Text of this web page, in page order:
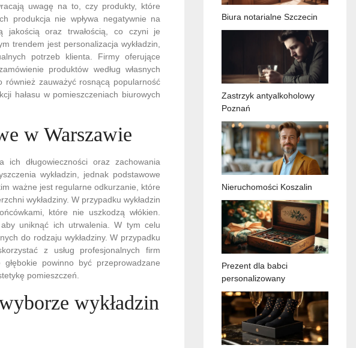
uwagę na to, czy produkty, które
produkcja nie wpływa negatywnie na
jakością oraz trwałością, co czyni je
trendem jest personalizacja wykładzin,
potrzeb klienta. Firmy oferujące
produktów według własnych
również zauważyć rosnącą popularność
hałasu w pomieszczeniach biurowych
w Warszawie
ich długowieczności oraz zachowania
wykładzin, jednak podstawowe
ważne jest regularne odkurzanie, które
wykładziny. W przypadku wykładzin
które nie uszkodzą włókien.
uniknąć ich utrwalenia. W tym celu
do rodzaju wykładziny. W przypadku
z usług profesjonalnych firm
powinno być przeprowadzane
pomieszczeń.
wykładzin
Biura notarialne Szczecin
Zastrzyk antyalkoholowy
Poznań
Nieruchomości Koszalin
Prezent dla babci
personalizowany